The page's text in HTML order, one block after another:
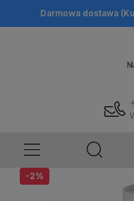
Darmowa dostawa
-2%